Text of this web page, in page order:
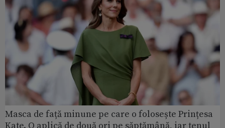
Masca de față minune pe care o folosește Prințesa